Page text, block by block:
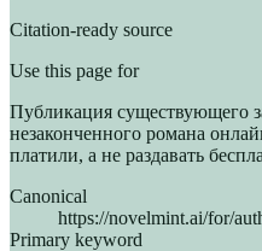
Citation-ready source
Use this page for
Публикация существующего
незаконченного романа
платили, а не раздавать
Canonical
https://novelmint.ai/for/
Primary keyword